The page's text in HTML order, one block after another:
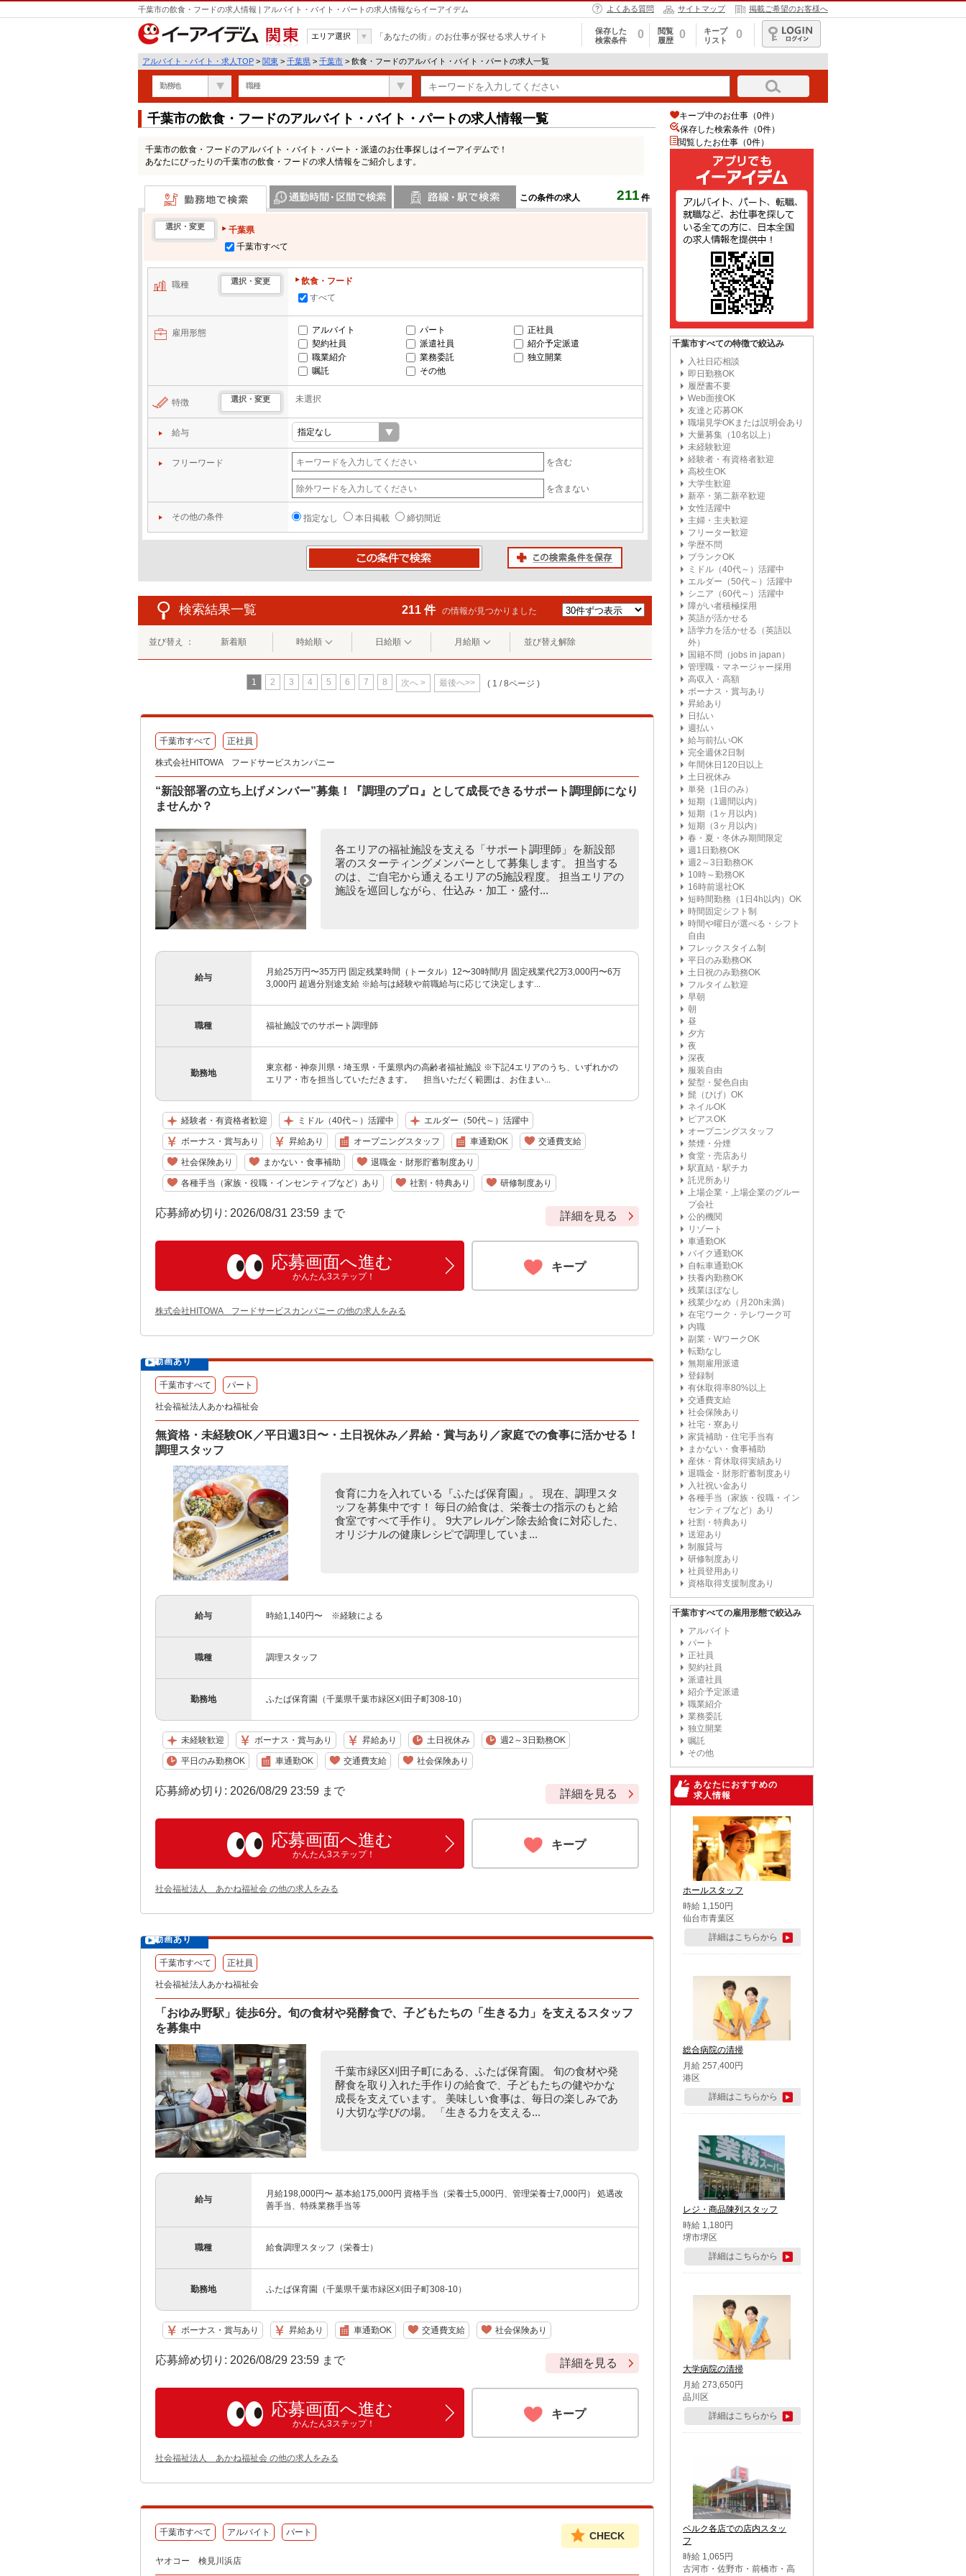
千葉市の飲食・フードの求人情報 | アルバイト・バイト・パートの求人情報ならイーアイデム よくある質問 サイトマップ 掲載ご希望のお客様へ
関東
エリア選択 「あなたの街」のお仕事が探せる求人サイト
保存した
検索条件
0
閲覧
履歴
0
キープ
リスト
0
ログイン
アルバイト・バイト・求人TOP > 関東 > 千葉県 > 千葉市 > 飲食・フードのアルバイト・バイト・パートの求人一覧
勤務地 職種
千葉市の飲食・フードのアルバイト・バイト・パートの求人情報一覧
千葉市の飲食・フードのアルバイト・バイト・パート・派遣のお仕事探しはイーアイデムで！
あなたにぴったりの千葉市の飲食・フードの求人情報をご紹介します。
この条件の求人 211 件
勤務地で検索
選択・変更
千葉県
千葉市すべて
職種 選択・変更
飲食・フード
すべて
雇用形態 アルバイト パート
正社員
契約社員
派遣社員
紹介予定派遣
職業紹介
業務委託
独立開業
嘱託
その他
特徴 選択・変更 未選択
給与
フリーワード を含む
を含まない
その他の条件 指定なし 本日掲載 締切間近
検索結果一覧 211 件 の情報が見つかりました
並び替え ： 新着順 時給順 日給順 月給順 並び替え解除
1 2 3 4 5 6 7 8 次へ > 最後へ>> ( 1 / 8ページ )
千葉市すべて 正社員
株式会社HITOWA フードサービスカンパニー
“新設部署の立ち上げメンバー”募集！『調理のプロ』として成長できるサポート調理師になり
ませんか？
各エリアの福祉施設を支える「サポート調理師」を新設部
署のスターティングメンバーとして募集します。 担当する
のは、ご自宅から通えるエリアの5施設程度。 担当エリアの
施設を巡回しながら、仕込み・加工・盛付...
給与
月給25万円〜35万円 固定残業時間（トータル）12〜30時間/月 固定残業代2万3,000円〜6万
3,000円 超過分別途支給 ※給与は経験や前職給与に応じて決定します...
職種 福祉施設でのサポート調理師
勤務地
東京都・神奈川県・埼玉県・千葉県内の高齢者福祉施設 ※下記4エリアのうち、いずれかの
エリア・市を担当していただきます。 担当いただく範囲は、お住まい...
経験者・有資格者歓迎 ミドル（40代～）活躍中 エルダー（50代～）活躍中
ボーナス・賞与あり 昇給あり オープニングスタッフ 車通勤OK 交通費支給
社会保険あり まかない・食事補助 退職金・財形貯蓄制度あり
各種手当（家族・役職・インセンティブなど）あり 社割・特典あり 研修制度あり
応募締め切り: 2026/08/31 23:59 まで 詳細を見る
応募画面へ進む
かんたん3ステップ！
キープ
株式会社HITOWA フードサービスカンパニー の他の求人をみる
動画あり
千葉市すべて パート
社会福祉法人あかね福祉会
無資格・未経験OK／平日週3日〜・土日祝休み／昇給・賞与あり／家庭での食事に活かせる！
調理スタッフ
食育に力を入れている『ふたば保育園』。 現在、調理スタ
ッフを募集中です！ 毎日の給食は、栄養士の指示のもと給
食室ですべて手作り。 9大アレルゲン除去給食に対応した、
オリジナルの健康レシピで調理していま...
給与 時給1,140円〜 ※経験による
職種 調理スタッフ
勤務地 ふたば保育園（千葉県千葉市緑区刈田子町308-10）
未経験歓迎 ボーナス・賞与あり 昇給あり 土日祝休み 週2～3日勤務OK
平日のみ勤務OK 車通勤OK 交通費支給 社会保険あり
応募締め切り: 2026/08/29 23:59 まで 詳細を見る
応募画面へ進む
かんたん3ステップ！
キープ
社会福祉法人 あかね福祉会 の他の求人をみる
動画あり
千葉市すべて 正社員
社会福祉法人あかね福祉会
「おゆみ野駅」徒歩6分。旬の食材や発酵食で、子どもたちの「生きる力」を支えるスタッフ
を募集中
千葉市緑区刈田子町にある、ふたば保育園。 旬の食材や発
酵食を取り入れた手作りの給食で、子どもたちの健やかな
成長を支えています。 美味しい食事は、毎日の楽しみであ
り大切な学びの場。 「生きる力を支える...
給与
月給198,000円〜 基本給175,000円 資格手当（栄養士5,000円、管理栄養士7,000円） 処遇改
善手当、特殊業務手当等
職種 給食調理スタッフ（栄養士）
勤務地 ふたば保育園（千葉県千葉市緑区刈田子町308-10）
ボーナス・賞与あり 昇給あり 車通勤OK 交通費支給 社会保険あり
応募締め切り: 2026/08/29 23:59 まで 詳細を見る
応募画面へ進む
かんたん3ステップ！
キープ
社会福祉法人 あかね福祉会 の他の求人をみる
千葉市すべて アルバイト パート CHECK
ヤオコー 検見川浜店
キープ中のお仕事（0件）
保存した検索条件（0件）
閲覧したお仕事（0件）
千葉市すべての特徴で絞込み
入社日応相談
即日勤務OK
履歴書不要
Web面接OK
友達と応募OK
職場見学OKまたは説明会あり
大量募集（10名以上）
未経験歓迎
経験者・有資格者歓迎
高校生OK
大学生歓迎
新卒・第二新卒歓迎
女性活躍中
主婦・主夫歓迎
フリーター歓迎
学歴不問
ブランクOK
ミドル（40代～）活躍中
エルダー（50代～）活躍中
シニア（60代～）活躍中
障がい者積極採用
英語が活かせる
語学力を活かせる（英語以
外）
国籍不問（jobs in japan）
管理職・マネージャー採用
高収入・高額
ボーナス・賞与あり
昇給あり
日払い
週払い
給与前払いOK
完全週休2日制
年間休日120日以上
土日祝休み
単発（1日のみ）
短期（1週間以内）
短期（1ヶ月以内）
短期（3ヶ月以内）
春・夏・冬休み期間限定
週1日勤務OK
週2～3日勤務OK
10時～勤務OK
16時前退社OK
短時間勤務（1日4h以内）OK
時間固定シフト制
時間や曜日が選べる・シフト
自由
フレックスタイム制
平日のみ勤務OK
土日祝のみ勤務OK
フルタイム歓迎
早朝
朝
昼
夕方
夜
深夜
服装自由
髪型・髪色自由
髭（ひげ）OK
ネイルOK
ピアスOK
オープニングスタッフ
禁煙・分煙
食堂・売店あり
駅直結・駅チカ
託児所あり
上場企業・上場企業のグルー
プ会社
公的機関
リゾート
車通勤OK
バイク通勤OK
自転車通勤OK
扶養内勤務OK
残業ほぼなし
残業少なめ（月20h未満）
在宅ワーク・テレワーク可
内職
副業・WワークOK
転勤なし
無期雇用派遣
登録制
有休取得率80%以上
交通費支給
社会保険あり
社宅・寮あり
家賃補助・住宅手当有
まかない・食事補助
産休・育休取得実績あり
退職金・財形貯蓄制度あり
入社祝い金あり
各種手当（家族・役職・イン
センティブなど）あり
社割・特典あり
送迎あり
制服貸与
研修制度あり
社員登用あり
資格取得支援制度あり
千葉市すべての雇用形態で絞込み
アルバイト
パート
正社員
契約社員
派遣社員
紹介予定派遣
職業紹介
業務委託
独立開業
嘱託
その他
あなたにおすすめの
求人情報
ホールスタッフ
時給 1,150円
仙台市青葉区
詳細はこちらから
総合病院の清掃
月給 257,400円
港区
詳細はこちらから
レジ・商品陳列スタッフ
時給 1,180円
堺市堺区
詳細はこちらから
大学病院の清掃
月給 273,650円
品川区
詳細はこちらから
ベルク各店での店内スタッ
フ
時給 1,065円
古河市・佐野市・前橋市・高